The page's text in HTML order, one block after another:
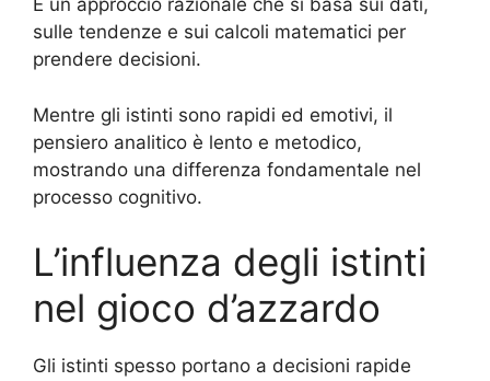
È un approccio razionale che si basa sui dati,
sulle tendenze e sui calcoli matematici per
prendere decisioni.
Mentre gli istinti sono rapidi ed emotivi, il
pensiero analitico è lento e metodico,
mostrando una differenza fondamentale nel
processo cognitivo.
L’influenza degli istinti
nel gioco d’azzardo
Gli istinti spesso portano a decisioni rapide